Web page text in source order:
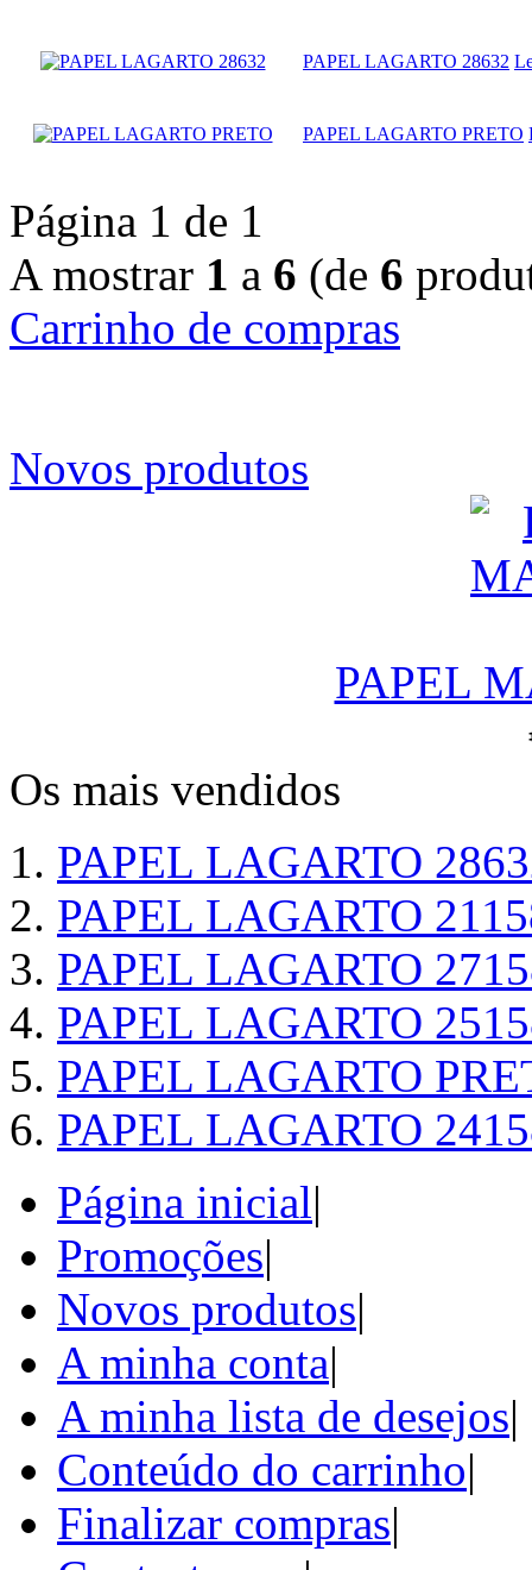
PAPEL LAGARTO 28632
PAPEL LAGARTO PRETO
Página 1 de 1
A mostrar 1 a 6 (de 6
Carrinho de compras
Novos produtos
PAPEL
Os mais vendidos
PAPEL LAGARTO
PAPEL LAGARTO
PAPEL LAGARTO
PAPEL LAGARTO
PAPEL LAGARTO
PAPEL LAGARTO
Página inicial|
Promoções|
Novos produtos|
A minha conta|
A minha lista de desejos|
Conteúdo do carrinho|
Finalizar compras|